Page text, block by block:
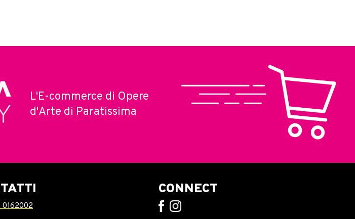
L'E-commerce di Opere
d'Arte di Paratissima
0162002
CONNECT